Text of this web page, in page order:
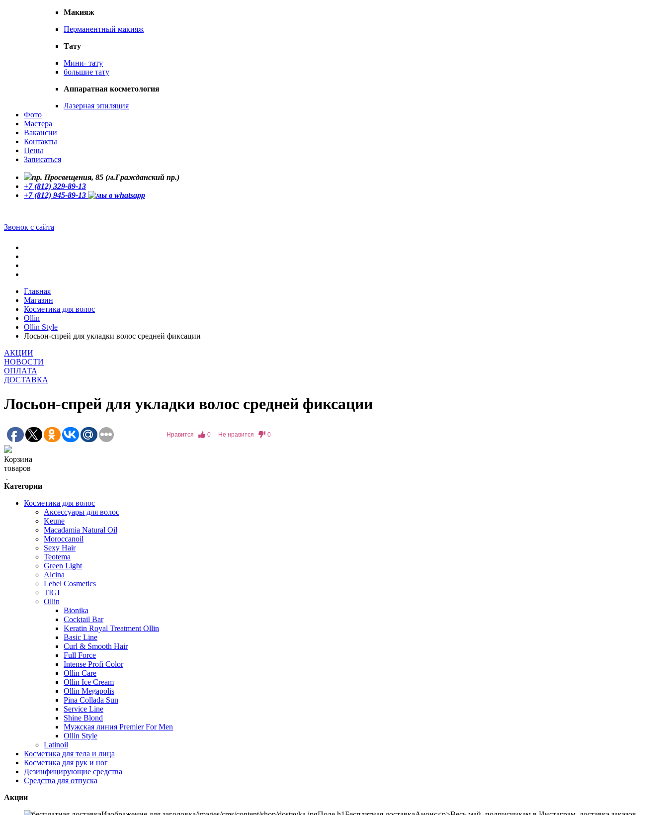
Макияж
Перманентный макияж
Тату
Мини- тату
большие тату
Аппаратная косметология
Лазерная эпиляция
Фото
Мастера
Вакансии
Контакты
Цены
Записаться
пр. Просвещения, 85 (м.Гражданский пр.)
+7 (812) 329-89-13
+7 (812) 945-89-13
Звонок с сайта
Главная
Магазин
Косметика для волос
Ollin
Ollin Style
Лосьон-спрей для укладки волос средней фиксации
АКЦИИ
НОВОСТИ
ОПЛАТА
ДОСТАВКА
Лосьон-спрей для укладки волос средней фиксации
Нравится 0 Не нравится 0
Корзина
товаров
.
Категории
Косметика для волос
Аксессуары для волос
Keune
Macadamia Natural Oil
Moroccanoil
Sexy Hair
Teotema
Green Light
Alcina
Lebel Cosmetics
TIGI
Ollin
Bionika
Cocktail Bar
Keratin Royal Treatment Ollin
Basic Line
Curl & Smooth Hair
Full Force
Intense Profi Color
Ollin Care
Ollin Ice Cream
Ollin Megapolis
Pina Collada Sun
Service Line
Shine Blond
Мужская линия Premier For Men
Ollin Style
Latinoil
Косметика для тела и лица
Косметика для рук и ног
Дезинфицирующие средства
Средства для отпуска
Акции